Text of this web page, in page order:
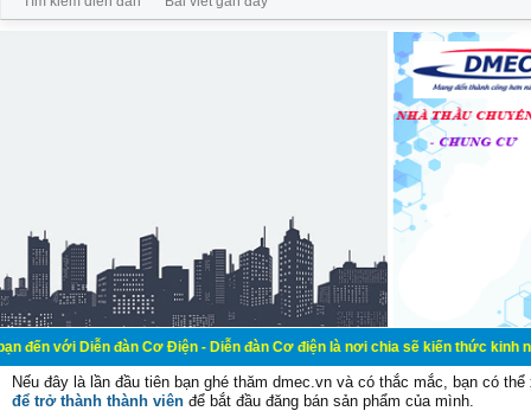
đàn Cơ Điện - Diễn đàn Cơ điện là nơi chia sẽ kiến thức kinh nghiệm
Nếu đây là lần đầu tiên bạn ghé thăm dmec.vn và có thắc mắc, bạn có
để trở thành thành viên để bắt đầu đăng bán sản phẩm của mình.